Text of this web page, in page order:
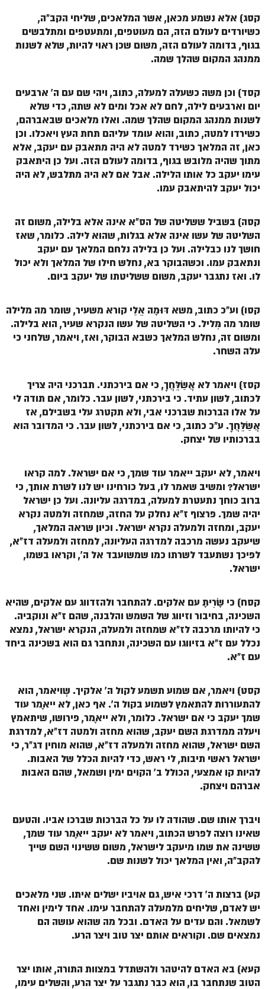
קסג) אלא נשמע מכאן, אשר המלאכים, שליחי הקב"ה,
כשיורדים לעולם הזה, הם מעוטפים, ומתעטפים ומתלבשים
בגוף, בדומה לעולם הזה, משום שכן ראוי להיות, שלא לשנות
ממנהג המקום שהלך שמה.
קסד) וכן משה כשעלה למעלה, כתוב, ויהי שם עם ה' ארבעים
יום וארבעים לילה, לחם לא אכל ומים לא שתה, כדי שלא
לשנות ממנהג המקום שהלך שמה. ואלו מלאכים שבאברהם,
כשירדו למטה, כתוב, והוא עומד עליהם תחת העץ ויאכלו. וכן
כאן, זה המלאך כשירד למטה לא היה מתאבק עם יעקב, אלא
מתוך שהיה מלובש בגוף, בדומה לעולם הזה. ועל כן היתאבק
עימו יעקב כל אותו הלילה. אבל אם לא היה מתלבש, לא היה
יכול יעקב להיתאבק עמו.
קסה) בשביל ששליטה של הס"א אינה אלא בלילה, משום זה
השליטה של עשו אינה אלא בגלות, שהוא לילה. כלומר, שאז
חושך לנו כבלילה. ועל כן בלילה נלחם המלאך עם יעקב
ונתאבק עמו. וכשהבוקר בא, נחלש חילו של המלאך ולא יכול
לו. ואז נתגבר יעקב, משום ששליטתו של יעקב ביום.
קסו) וע"כ כתוב, משא דּוּמָה אֵלַי קורא משעיר, שומר מה מלילה
שומר מה מִּליל. כי השליטה של עשו הנקרא שעיר, הוא בלילה.
ומשום זה, נחלש המלאך כשבא הבוקר, ואז, ויאמר, שלחני כי
עלה השחר.
קסז) ויאמר לא אֲשַׂלֵּחֲךָ, כי אם בירכתני. תברכני היה צריך
לכתוב, לשון עתיד. כי בירכתני, לשון עבר. כלומר, אם תודה לי
על אלו הברכות שברכני אבי, ולא תקטרג עלי בשבילם, אז
אֲשַׂלֵּחֲךָ. ע"כ כתוב, כי אם בירכתני, לשון עבר. כי המדובר הוא
בברכותיו של יצחק.
ויאמר, לא יעקב ייאמר עוד שמך, כי אם ישראל. למה קראו
ישראל? ומשיב שאמר לו, בעל כורחינו יש לנו לשרת אותך, כי
ברוב כוחך נתעטרת למעלה, במדרגה עליונה. ועל כן ישראל
יהיה שמך. פרצוף ז"א נחלק על החזה, שמחזה ולמטה נקרא
יעקב, ומחזה ולמעלה נקרא ישראל. וכיון שראה המלאך,
שיעקב נעשה מרכבה למדרגה העליונה, למחזה ולמעלה דז"א,
לפיכך נשתעבד לשרתו כמו שמשועבד אל ה', וקראו בשמו,
ישראל.
קסח) כי שָׂרִיתָ עם אלקים. להתחבר ולהזדווג עם אלקים, שהיא
השכינה, בחיבור וזיווג של השמש והלבנה, שהם ז"א ונוקביה.
כי להיותו מרכבה לז"א שמחזה ולמעלה, הנקרא ישראל, נמצא
נכלל עם ז"א בזיווגו עם השכינה, ונתחבר גם הוא בשכינה ביחד
עם ז"א.
קסט) ויאמר, אם שמוע תשמע לקול ה' אלקיך. שְויאמר, הוא
להתעוררות להתאמץ לשמוע בקול ה'. אף כאן, לא ייאָמר עוד
שמך יעקב כי אם ישראל. כלומר, ולא ייאָמר, פירושו, שיתאמץ
ויעלה ממדרגת השם יעקב, שהוא מחזה ולמטה דז"א, למדרגת
השם ישראל, שהוא מחזה ולמעלה דז"א, שהוא מוחין דג"ר, כי
ישראל ראשי תיבות, לי ראש, כדי להיות הכלל של האבות.
להיות קו אמצעי, הכולל ב' הקוים ימין ושמאל, שהם האבות
אברהם ויצחק.
ויברך אותו שם. שהודה לו על כל הברכות שברכו אביו. והטעם
שאינו רוצה לפרש הכתוב, ויאמר לא יעקב ייאָמר עוד שמך,
ששינה את שמו מיעקב לישראל, משום ששינוי השם שייך
להקב"ה, ואין המלאך יכול לשנות שם.
קע) ברצות ה' דרכי איש, גם אויביו ישלים איתו. שני מלאכים
יש לאדם, שליחים מלמעלה להתחבר עימו. אחד לימין ואחד
לשמאל. והם עדים על האדם. ובכל מה שהוא עושה הם
נמצאים שם. וקוראים אותם יצר טוב ויצר הרע.
קעא) בא האדם להיטהר ולהשתדל במצוות התורה, אותו יצר
הטוב שנתחבר בו, הוא כבר נתגבר על יצר הרע, והשלים עימו,